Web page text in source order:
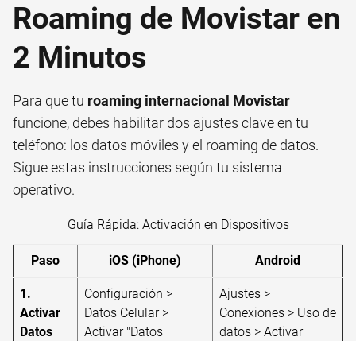
Roaming de Movistar en
2 Minutos
Para que tu roaming internacional Movistar
funcione, debes habilitar dos ajustes clave en tu
teléfono: los datos móviles y el roaming de datos.
Sigue estas instrucciones según tu sistema
operativo.
Guía Rápida: Activación en Dispositivos
Paso iOS (iPhone) Android
1.
Activar
Datos
Configuración >
Datos Celular >
Activar "Datos
Ajustes >
Conexiones > Uso de
datos > Activar